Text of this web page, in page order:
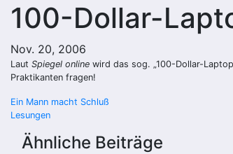
100-Dollar-
Nov. 20, 2006
Laut Spiegel online wird das sog. „100-Dollar-
Praktikanten fragen!
Beitragsnavigation
Ein Mann macht Schluß
Lesungen
Ähnliche Beiträge